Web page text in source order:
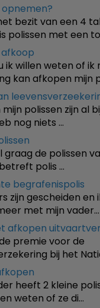
bezit van een 4
polissen met een
ik willen weten of ik
kan afkopen mijn
polissen zijn al
nog niets …
graag de polissen
polis …
begrafenispolis
zijn gescheiden en
met mijn vader…
afkopen
premie voor de
bij het
heeft 2 kleine
weten of ze di…